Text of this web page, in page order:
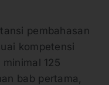
pembahasan
kompetensi
125
bab pertama,